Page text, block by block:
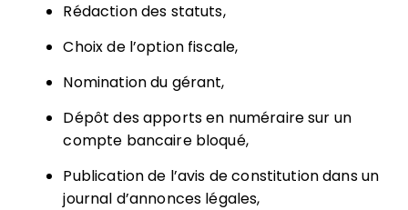
Rédaction des statuts,
Choix de l’option fiscale,
Nomination du gérant,
Dépôt des apports en numéraire sur un
compte bancaire bloqué,
Publication de l’avis de constitution dans un
journal d’annonces légales,